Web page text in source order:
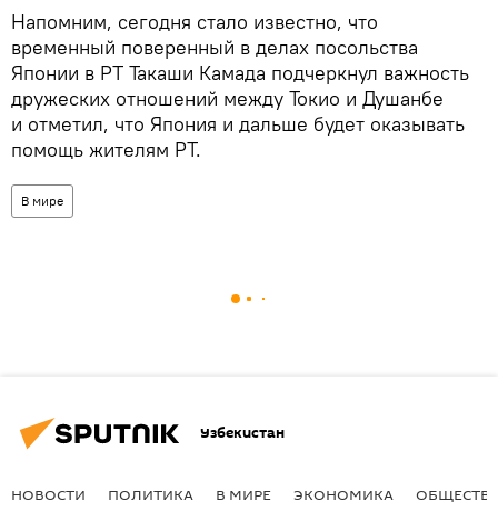
Напомним, сегодня стало известно, что
временный поверенный в делах посольства
Японии в РТ Такаши Камада подчеркнул важность
дружеских отношений между Токио и Душанбе
и отметил, что Япония и дальше будет оказывать
помощь жителям РТ.
В мире
Узбекистан
НОВОСТИ ПОЛИТИКА В МИРЕ ЭКОНОМИКА